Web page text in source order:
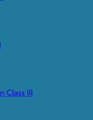
Class III